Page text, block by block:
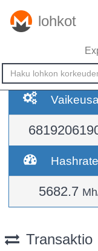
lohkot
Hashrate
5682.7
Transaktio